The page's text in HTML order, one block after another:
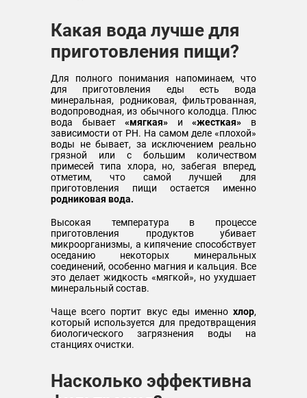
Какая вода лучше для
приготовления пищи?
Для полного понимания напоминаем, что
для приготовления еды есть вода
минеральная, родниковая, фильтрованная,
водопроводная, из обычного колодца. Плюс
вода бывает«мягкая» и«жесткая» в
зависимости от PH. На самом деле «плохой»
воды не бывает, за исключением реально
грязной или с большим количеством
примесей типа хлора, но, забегая вперед,
отметим, что самой лучшей для
приготовления пищи остается именно
родниковая вода.
Высокая температура в процессе
приготовления продуктов убивает
микроорганизмы, а кипячение способствует
оседанию некоторых минеральных
соединений, особенно магния и кальция. Все
это делает жидкость «мягкой», но ухудшает
минеральный состав.
Чаще всего портит вкус еды именно хлор,
который используется для предотвращения
биологического загрязнения воды на
станциях очистки.
Насколько эффективна